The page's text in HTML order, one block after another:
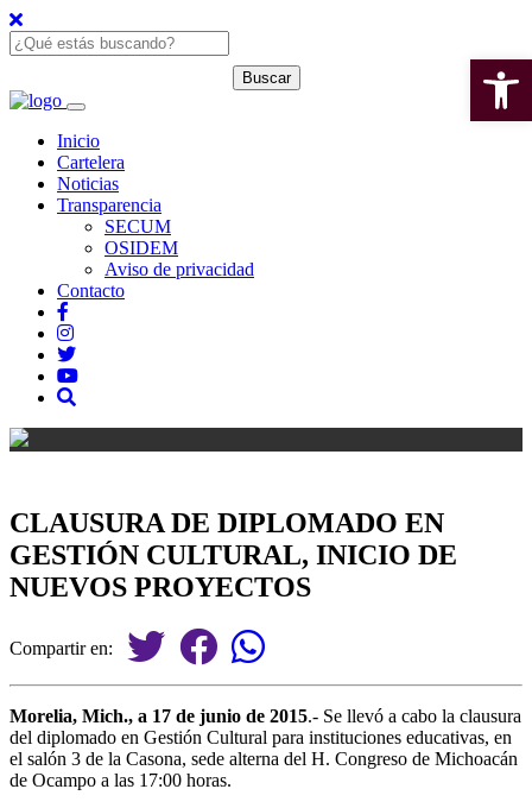
Inicio
Cartelera
Noticias
Transparencia
SECUM
OSIDEM
Aviso de privacidad
Contacto
CLAUSURA DE DIPLOMADO EN
GESTIÓN CULTURAL, INICIO DE
NUEVOS PROYECTOS
Compartir en:
Morelia, Mich., a 17 de junio de 2015.- Se llevó a cabo la clausura
del diplomado en Gestión Cultural para instituciones educativas, en
el salón 3 de la Casona, sede alterna del H. Congreso de Michoacán
de Ocampo a las 17:00 horas.